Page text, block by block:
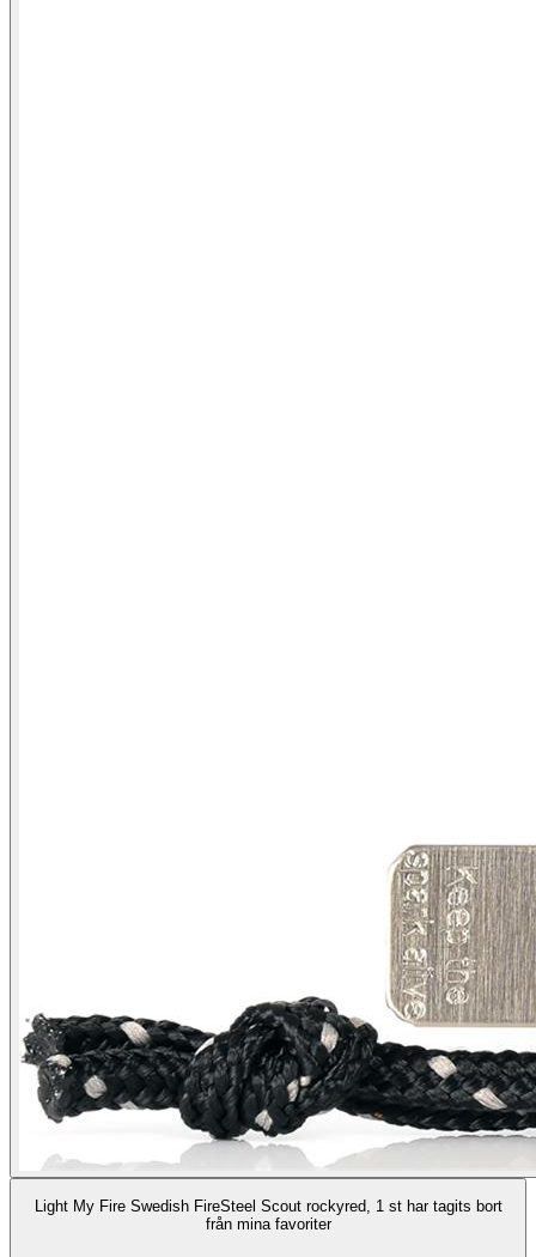
Light My Fire Swedish FireSteel Scout rockyred, 1 st har tagits bort
från mina favoriter